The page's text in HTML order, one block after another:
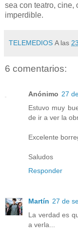
sea con teatro, cine,
imperdible.
TELEMEDIOS A las
6 comentarios:
Anónimo 27
Estuvo muy
de ir a ver la
Excelente
Saludos
Responder
Martín 27 de
La verdad es
a verla...